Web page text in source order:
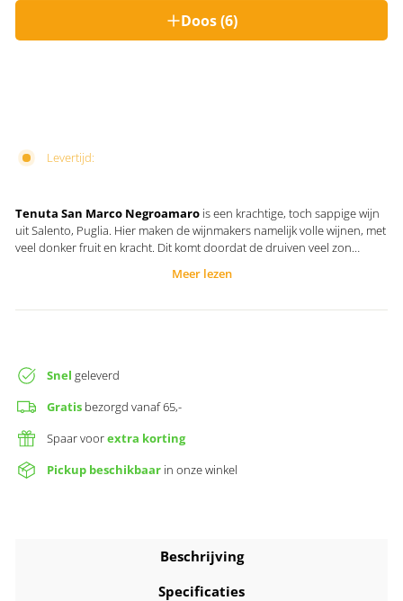
Tenuta San Marco Negroamaro is een krachtige, toch sappige wijn
uit Salento, Puglia. Hier maken de wijnmakers namelijk volle wijnen, met
veel donker fruit en kracht. Dit komt doordat de druiven veel zon
krachtige wijnen, die meestal ook wat meer alcohol hebben. Deze
karakter.
Meer lezen
Snel geleverd
Gratis bezorgd vanaf 65,-
Spaar voorextra korting
Pickup beschikbaar in onze winkel
Levertijd:
Doos (6)
Beschrijving
Specificaties